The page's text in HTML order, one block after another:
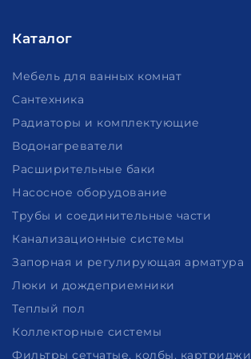
Каталог
Мебель для ванных комнат
Сантехника
Радиаторы и комплектующие
Водонагреватели
Расширительные баки
Насосное оборудование
Трубы и соединительные части
Канализационные системы
Запорная и регулирующая арматура
Люки и дождеприемники
Теплый пол
Коллекторные системы
Фильтры сетчатые, колбы, картриджи